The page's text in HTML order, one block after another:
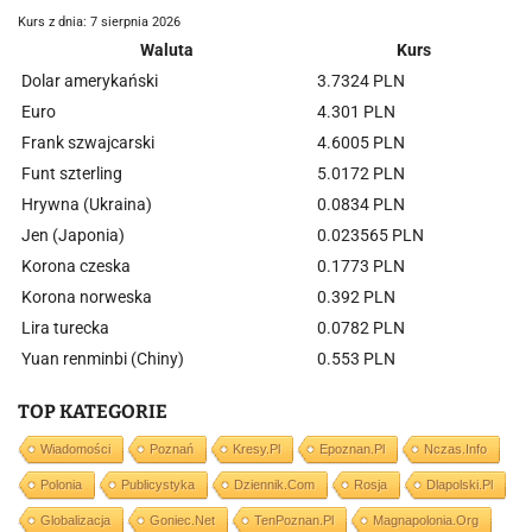
Kurs z dnia: 7 sierpnia 2026
Waluta
Kurs
Dolar amerykański
3.7324 PLN
Euro
4.301 PLN
Frank szwajcarski
4.6005 PLN
Funt szterling
5.0172 PLN
Hrywna (Ukraina)
0.0834 PLN
Jen (Japonia)
0.023565 PLN
Korona czeska
0.1773 PLN
Korona norweska
0.392 PLN
Lira turecka
0.0782 PLN
Yuan renminbi (Chiny)
0.553 PLN
TOP KATEGORIE
Wiadomości Poznań Kresy.pl Epoznan.pl Nczas.info
Polonia Publicystyka Dziennik.com Rosja Dlapolski.pl
Globalizacja Goniec.net TenPoznan.pl Magnapolonia.org